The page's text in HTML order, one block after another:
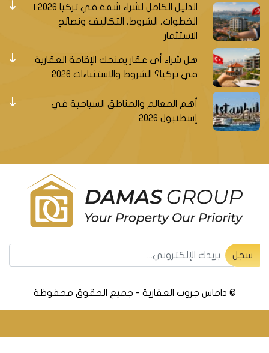
الخطوات، الشروط، التكاليف ونصائح
الاستثمار
هل شراء أي عقار يمنحك الإقامة العقارية
في تركيا؟ الشروط والاستثناءات 2026
أهم المعالم والمناطق السياحية في
إسطنبول 2026
سجل
© داماس جروب العقارية - جميع الحقوق محفوظة